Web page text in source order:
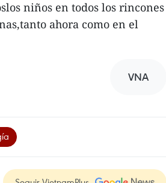
niños en todos los rincones
ahora como en el
VNA